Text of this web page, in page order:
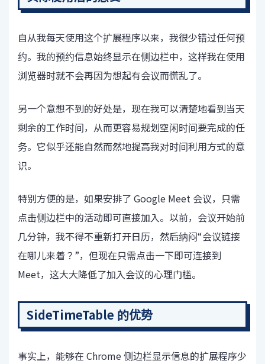
自从我每天使用这个扩展程序以来，我很少错过任何预
约。我的预约信息始终显示在侧边栏中，这样我在使用
浏览器时就不会再因为想起有会议而慌乱了。
另一个意想不到的好处是，现在我可以清楚地看到当天
剩余的工作时间，从而更容易规划空闲时间要完成的任
务。它似乎还能自然而然地提高我对时间利用方式的意
识。
特别方便的是，如果安排了 Google Meet 会议，只需
点击侧边栏中的活动即可直接加入。以前，会议开始前
几分钟，我不得不重新打开日历，然后纳闷“会议链接
在哪儿来着？”，但现在只需点击一下即可连接到
Meet，这大大降低了加入会议的心理门槛。
SideTimeTable 的优势
事实上，能够在 Chrome 侧边栏显示信息的扩展程序少